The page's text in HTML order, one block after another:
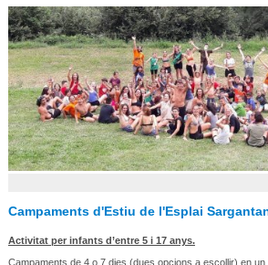
Campaments d'Estiu de l'Esplai
Activitat per infants d’entre 5 i 17 anys.
Campaments de 4 o 7 dies (dues opcions a escollir) en